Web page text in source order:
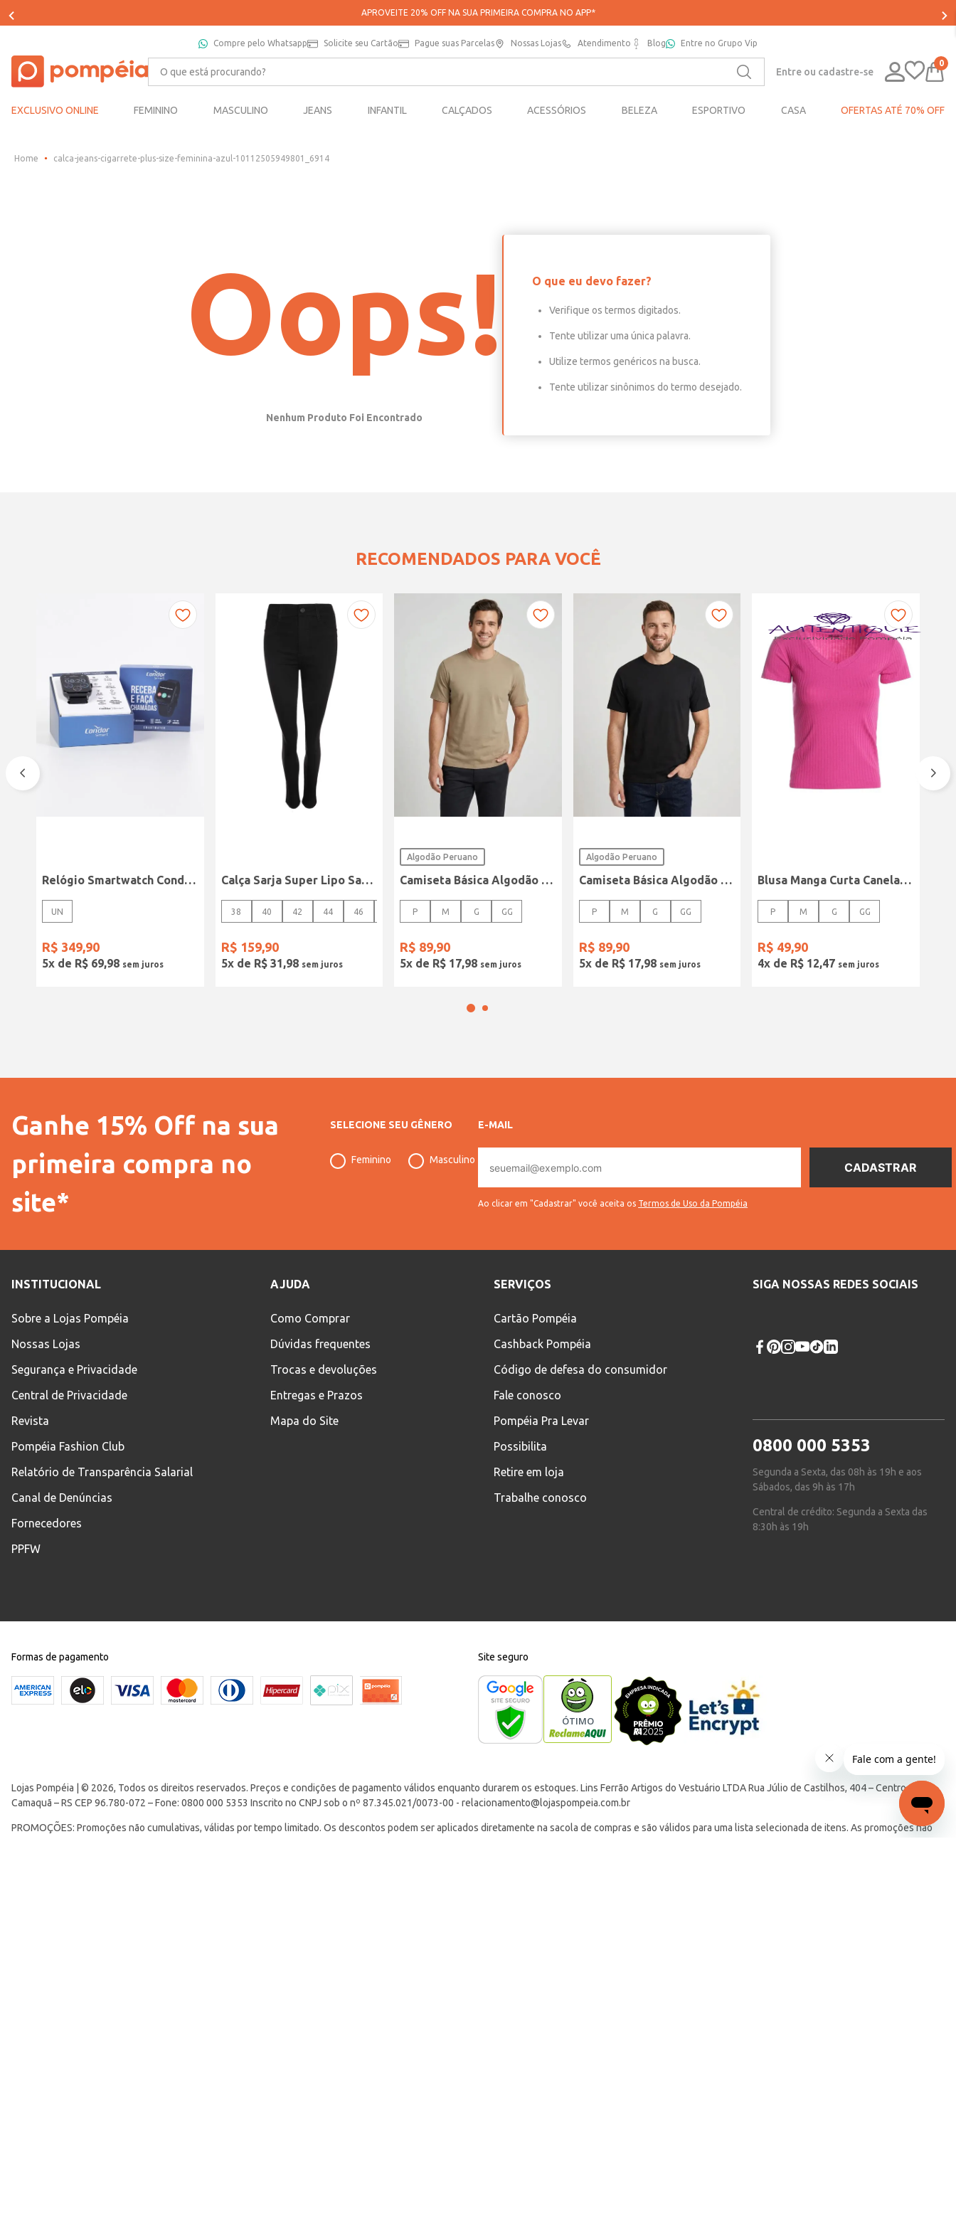
APROVEITE 20% OFF NA SUA PRIMEIRA COMPRA NO APP*
Compre pelo Whatsapp Solicite seu Cartão Pague suas Parcelas Nossas Lojas Atendimento Blog Entre no Grupo Vip
O que está procurando?
Entre ou cadastre-se
0
EXCLUSIVO ONLINE FEMININO MASCULINO JEANS INFANTIL CALÇADOS ACESSÓRIOS BELEZA ESPORTIVO CASA OFERTAS ATÉ 70% OFF
calca-jeans-cigarrete-plus-size-feminina-azul-10112505949801_6914
Oops! O que eu devo fazer?
Verifique os termos digitados.
Tente utilizar uma única palavra.
Utilize termos genéricos na busca.
Tente utilizar sinônimos do termo desejado.
RECOMENDADOS PARA VOCÊ
Relógio Smartwatch Condor PRETO
UN
R$ 349,90
5x de R$ 69,98
Calça Sarja Super Lipo Sawary Feminina Preto
38 40 42 44 46
R$ 159,90
5x de R$ 31,98
Algodão Peruano
Camiseta Básica Algodão Peruano Elétron Masculina CAQUI
P M G GG
R$ 89,90
5x de R$ 17,98
Algodão Peruano
Camiseta Básica Algodão Peruano Elétron Masculina PRETO
P M G GG
R$ 89,90
5x de R$ 17,98
Blusa Manga Curta Canelada Autentique Feminina Rosa
P M G GG
R$ 49,90
4x de R$ 12,47
Ganhe 15% Off na sua
primeira compra no
site*
SELECIONE SEU GÊNERO
Feminino Masculino
E-MAIL
mail
Ao clicar em "Cadastrar" você aceita os Termos de Uso da Pompéia
INSTITUCIONAL
Sobre a Lojas Pompéia
Nossas Lojas
Segurança e Privacidade
Central de Privacidade
Revista
Pompéia Fashion Club
Relatório de Transparência Salarial
Canal de Denúncias
Fornecedores
PPFW
AJUDA
Como Comprar
Dúvidas frequentes
Trocas e devoluções
Entregas e Prazos
Mapa do Site
SERVIÇOS
Cartão Pompéia
Cashback Pompéia
Código de defesa do consumidor
Fale conosco
Pompéia Pra Levar
Possibilita
Retire em loja
Trabalhe conosco
SIGA NOSSAS REDES SOCIAIS
0800 000 5353
Segunda a Sexta, das 08h às 19h e aos
Sábados, das 9h às 17h
Central de crédito: Segunda a Sexta das
8:30h às 19h
Formas de pagamento Site seguro
Lojas Pompéia | © 2026, Todos os direitos reservados. Preços e condições de pagamento válidos enquanto durarem os estoques. Lins Ferrão Artigos do Vestuário LTDA Rua Júlio de Castilhos, 404 – Centro –
Camaquã – RS CEP 96.780-072 – Fone: 0800 000 5353 Inscrito no CNPJ sob o nº 87.345.021/0073-00 - relacionamento@lojaspompeia.com.br
PROMOÇÕES: Promoções não cumulativas, válidas por tempo limitado. Os descontos podem ser aplicados diretamente na sacola de compras e são válidos para uma lista selecionada de itens. As promoções não